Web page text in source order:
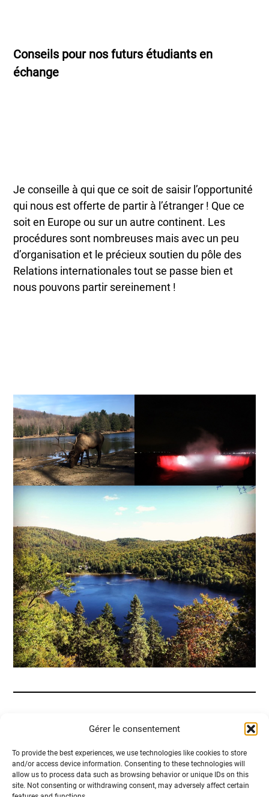
Gérer le consentement
To provide the best experiences, we use technologies like cookies to store
and/or access device information. Consenting to these technologies will
allow us to process data such as browsing behavior or unique IDs on this
site. Not consenting or withdrawing consent, may adversely affect certain
Conseils pour nos futurs étudiants en
échange
Je conseille à qui que ce soit de saisir l’opportunité
qui nous est offerte de partir à l’étranger ! Que ce
soit en Europe ou sur un autre continent. Les
procédures sont nombreuses mais avec un peu
d’organisation et le précieux soutien du pôle des
Relations internationales tout se passe bien et
nous pouvons partir sereinement !